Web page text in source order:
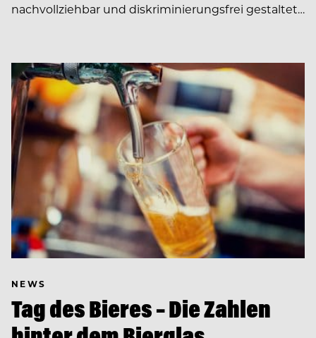
nachvollziehbar und diskriminierungsfrei gestaltet…
NEWS
Tag des Bieres – Die Zahlen